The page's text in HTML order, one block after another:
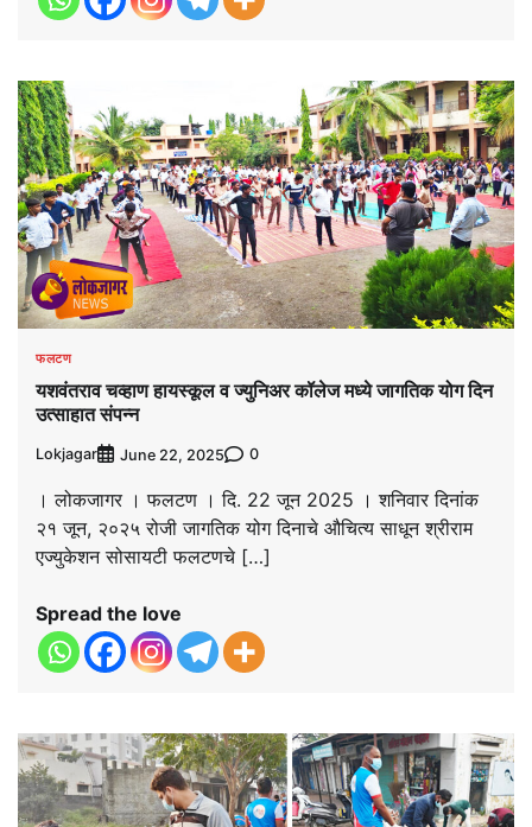
फलटण
यशवंतराव चव्हाण हायस्कूल व ज्युनिअर कॉलेज मध्ये जागतिक योग दिन
उत्साहात संपन्न
Lokjagar June 22, 2025 0
। लोकजागर । फलटण । दि. 22 जून 2025 । शनिवार दिनांक
२१ जून, २०२५ रोजी जागतिक योग दिनाचे औचित्य साधून श्रीराम
एज्युकेशन सोसायटी फलटणचे […]
Spread the love